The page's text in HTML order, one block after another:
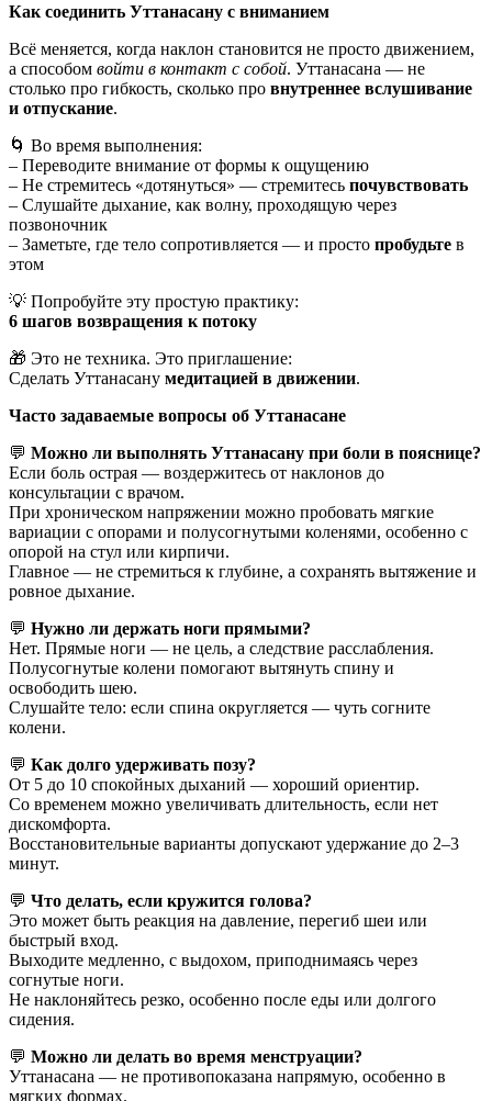
Как соединить Уттанасану с вниманием
Всё меняется, когда наклон становится не просто движением,
а способом войти в контакт с собой. Уттанасана — не
столько про гибкость, сколько про внутреннее вслушивание
и отпускание.
🌀 Во время выполнения:
– Переводите внимание от формы к ощущению
– Не стремитесь «дотянуться» — стремитесь почувствовать
– Слушайте дыхание, как волну, проходящую через
позвоночник
– Заметьте, где тело сопротивляется — и просто пробудьте в
этом
💡 Попробуйте эту простую практику:
6 шагов возвращения к потоку
🎁 Это не техника. Это приглашение:
Сделать Уттанасану медитацией в движении.
Часто задаваемые вопросы об Уттанасане
💬 Можно ли выполнять Уттанасану при боли в пояснице?
Если боль острая — воздержитесь от наклонов до
консультации с врачом.
При хроническом напряжении можно пробовать мягкие
вариации с опорами и полусогнутыми коленями, особенно с
опорой на стул или кирпичи.
Главное — не стремиться к глубине, а сохранять вытяжение и
ровное дыхание.
💬 Нужно ли держать ноги прямыми?
Нет. Прямые ноги — не цель, а следствие расслабления.
Полусогнутые колени помогают вытянуть спину и
освободить шею.
Слушайте тело: если спина округляется — чуть согните
колени.
💬 Как долго удерживать позу?
От 5 до 10 спокойных дыханий — хороший ориентир.
Со временем можно увеличивать длительность, если нет
дискомфорта.
Восстановительные варианты допускают удержание до 2–3
минут.
💬 Что делать, если кружится голова?
Это может быть реакция на давление, перегиб шеи или
быстрый вход.
Выходите медленно, с выдохом, приподнимаясь через
согнутые ноги.
Не наклоняйтесь резко, особенно после еды или долгого
сидения.
💬 Можно ли делать во время менструации?
Уттанасана — не противопоказана напрямую, особенно в
мягких формах.